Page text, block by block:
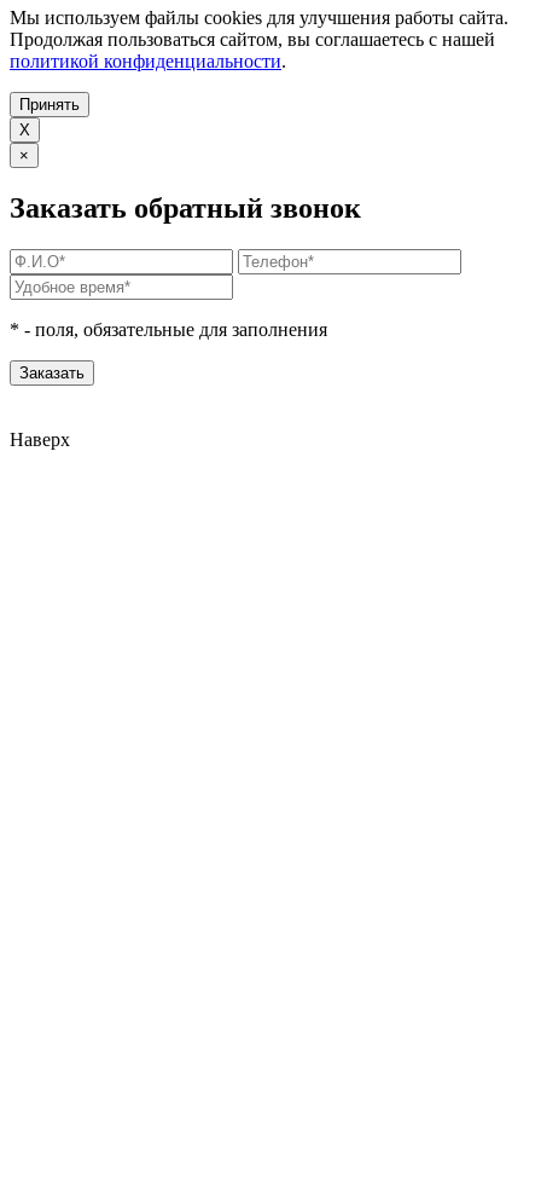
Мы используем файлы cookies для улучшения работы сайта.
Продолжая пользоваться сайтом, вы соглашаетесь с нашей
политикой конфиденциальности.
Принять
X
×
Заказать обратный звонок
* - поля, обязательные для заполнения
Наверх